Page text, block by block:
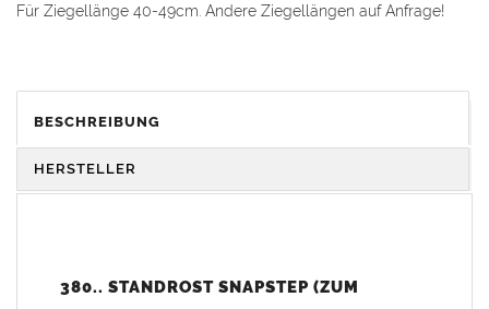
Für Ziegellänge 40-49cm. Andere Ziegellängen auf Anfrage!
Dachlatte, einstellbar auf Lattung 4 x 6 cm (3 x 5 cm) und
unterschiedliche Dachpfannendicken, mit Feststellschraube.
Bei einer Lattung kleiner 3 x 5cm muss eine Zusatzlatte
(Stützlatte) direkt unterhalb der Normallattung als Verstärkung
angebaut werden.
BESCHREIBUNG
HERSTELLER
380.. STANDROST SNAPSTEP (ZUM